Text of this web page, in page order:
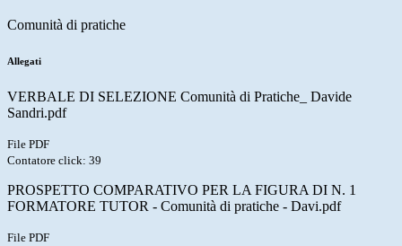
Comunità di pratiche
Allegati
VERBALE DI SELEZIONE Comunità di Pratiche_ Davide
Sandri.pdf
File PDF
Contatore click: 39
PROSPETTO COMPARATIVO PER LA FIGURA DI N. 1
FORMATORE TUTOR - Comunità di pratiche - Davi.pdf
File PDF